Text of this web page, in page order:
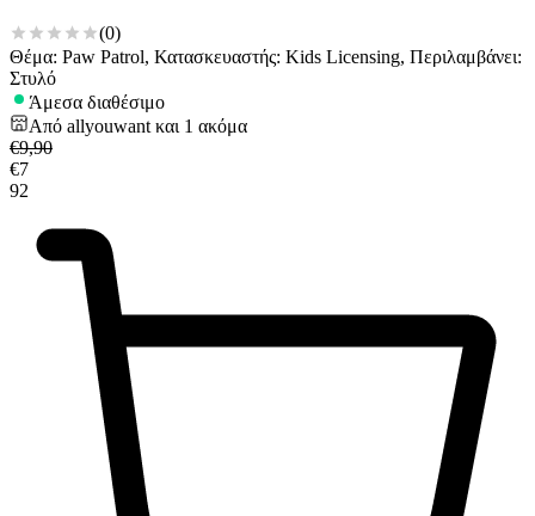
(0)
Θέμα: Paw Patrol, Κατασκευαστής: Kids Licensing, Περιλαμβάνει:
Στυλό
Άμεσα διαθέσιμο
Από allyouwant και 1 ακόμα
€9,90
€7
92